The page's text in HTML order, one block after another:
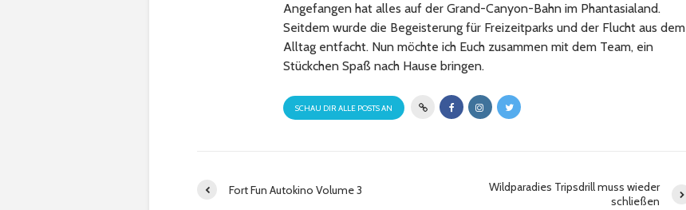
Angefangen hat alles auf der Grand-Canyon-Bahn im Phantasialand.
Seitdem wurde die Begeisterung für Freizeitparks und der Flucht aus dem
Alltag entfacht. Nun möchte ich Euch zusammen mit dem Team, ein
Stückchen Spaß nach Hause bringen.
SCHAU DIR ALLE POSTS AN
Fort Fun Autokino Volume 3
Wildparadies Tripsdrill muss wieder
schließen